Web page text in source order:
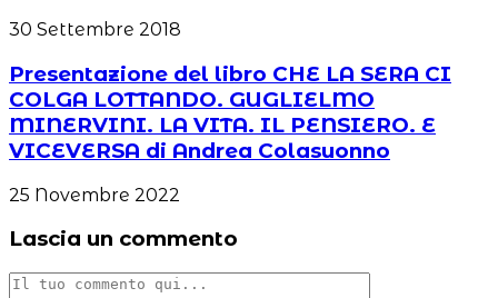
30 Settembre 2018
Presentazione del libro CHE LA SERA CI
COLGA LOTTANDO. GUGLIELMO
MINERVINI. LA VITA. IL PENSIERO. E
VICEVERSA di Andrea Colasuonno
25 Novembre 2022
Lascia un commento
Commento